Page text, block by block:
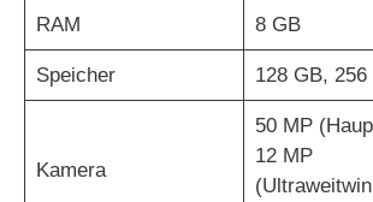
RAM 8 GB
Speicher 128 GB, 256
Kamera
50 MP
12 MP